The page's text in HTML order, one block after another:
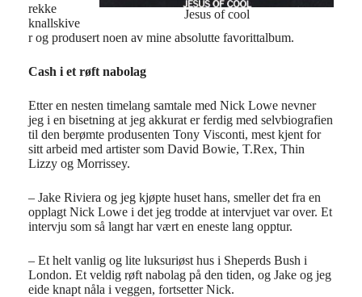
Jesus of cool
rekke
knallskive
r og produsert noen av mine absolutte favorittalbum.
Cash i et røft nabolag
Etter en nesten timelang samtale med Nick Lowe nevner
jeg i en bisetning at jeg akkurat er ferdig med selvbiografien
til den berømte produsenten Tony Visconti, mest kjent for
sitt arbeid med artister som David Bowie, T.Rex, Thin
Lizzy og Morrissey.
– Jake Riviera og jeg kjøpte huset hans, smeller det fra en
opplagt Nick Lowe i det jeg trodde at intervjuet var over. Et
intervju som så langt har vært en eneste lang opptur.
– Et helt vanlig og lite luksuriøst hus i Sheperds Bush i
London. Et veldig røft nabolag på den tiden, og Jake og jeg
eide knapt nåla i veggen, fortsetter Nick.